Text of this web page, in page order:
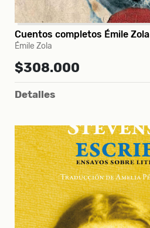
Cuentos completos Émile Zola
Émile Zola
$308.000
Detalles